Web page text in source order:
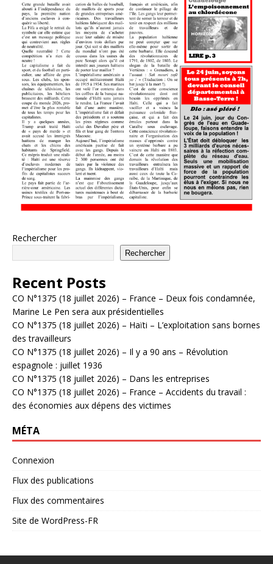
Rechercher
Rechercher
Recent Posts
CO N°1375 (18 juillet 2026) – France – Deux fois condamnée,
Marine Le Pen sera aux présidentielles
CO N°1375 (18 juillet 2026) – Haïti – L’exploitation sans bornes
des travailleurs
CO N°1375 (18 juillet 2026) – Il y a 90 ans – Révolution
espagnole : juillet 1936
CO N°1375 (18 juillet 2026) – Dans les entreprises
CO N°1375 (18 juillet 2026) – France – Accidents du travail :
des économies aux dépens des victimes
MÉTA
Connexion
Flux des publications
Flux des commentaires
Site de WordPress-FR